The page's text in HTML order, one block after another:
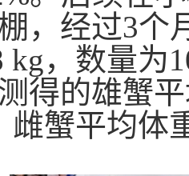
，经过3个
kg，数量为
得的雄蟹
雌蟹平均体